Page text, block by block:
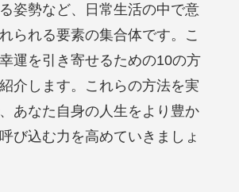
姿勢など、日常生活の中で意
られる要素の集合体です。こ
運を引き寄せるための10の方
介します。これらの方法を実
あなた自身の人生をより豊か
び込む力を高めていきましょ